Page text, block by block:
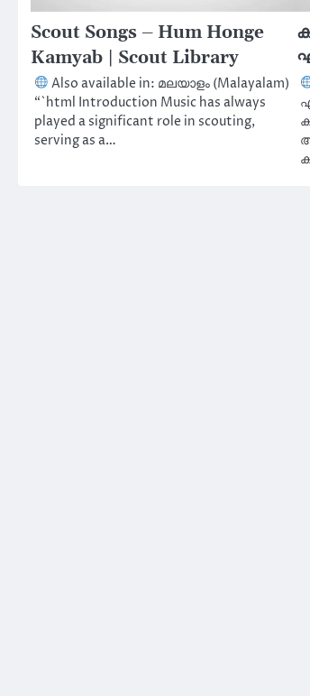
Scout Songs – Hum Honge
Kamyab | Scout Library
Also available in: മലയാളം (Malayalam)
“`html Introduction Music has always
played a significant role in scouting,
serving as a…